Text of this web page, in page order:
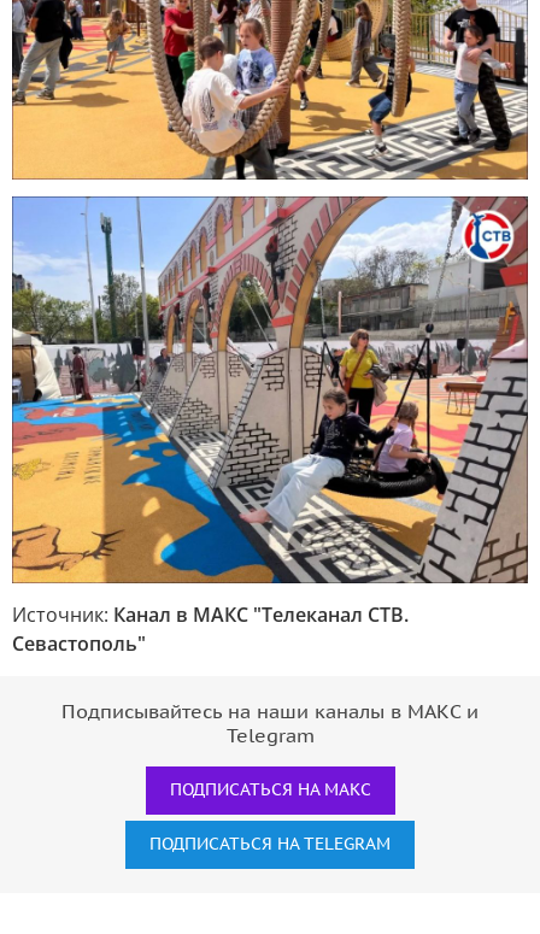
Источник: Канал в МАКС "Телеканал CТВ.
Севастополь"
Подписывайтесь на наши каналы в МАКС и
Telegram
ПОДПИСАТЬСЯ НА МАКС
ПОДПИСАТЬСЯ НА TELEGRAM